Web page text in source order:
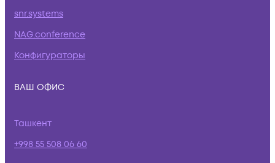
snr.systems
NAG.conference
Конфигураторы
ВАШ ОФИС
Ташкент
+998 55 508 06 60